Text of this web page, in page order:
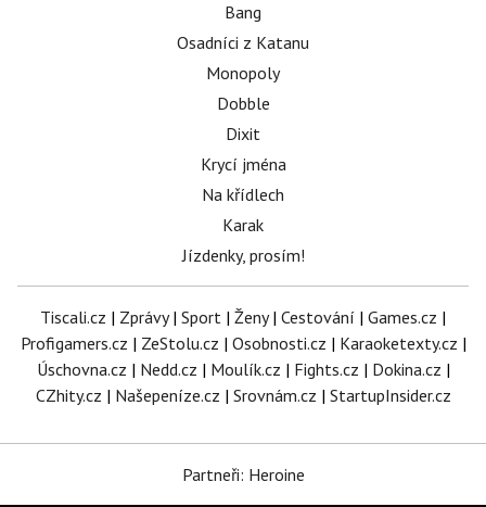
Bang
Osadníci z Katanu
Monopoly
Dobble
Dixit
Krycí jména
Na křídlech
Karak
Jízdenky, prosím!
Tiscali.cz | Zprávy| Sport | Ženy| Cestování | Games.cz |
Profigamers.cz | ZeStolu.cz | Osobnosti.cz | Karaoketexty.cz |
Úschovna.cz | Nedd.cz | Moulík.cz | Fights.cz | Dokina.cz |
CZhity.cz | Našepeníze.cz | Srovnám.cz | StartupInsider.cz
Partneři: Heroine